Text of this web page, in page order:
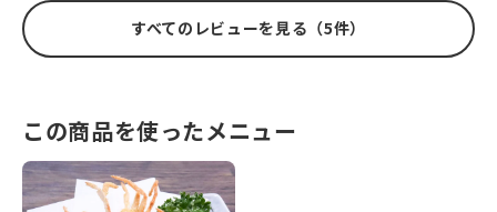
すべてのレビューを見る（5件）
この商品を使ったメニュー